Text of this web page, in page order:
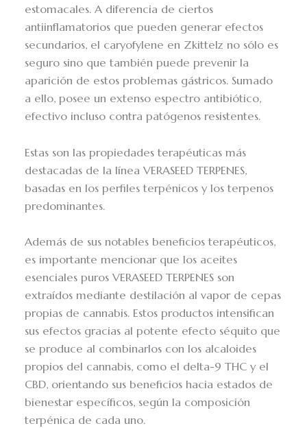
estomacales. A diferencia de ciertos
antiinflamatorios que pueden generar efectos
secundarios, el caryofylene en Zkittelz no sólo es
seguro sino que también puede prevenir la
aparición de estos problemas gástricos. Sumado
a ello, posee un extenso espectro antibiótico,
efectivo incluso contra patógenos resistentes.
Estas son las propiedades terapéuticas más
destacadas de la línea VERASEED TERPENES,
basadas en los perfiles terpénicos y los terpenos
predominantes.
Además de sus notables beneficios terapéuticos,
es importante mencionar que los aceites
esenciales puros VERASEED TERPENES son
extraídos mediante destilación al vapor de cepas
propias de cannabis. Estos productos intensifican
sus efectos gracias al potente efecto séquito que
se produce al combinarlos con los alcaloides
propios del cannabis, como el delta-9 THC y el
CBD, orientando sus beneficios hacia estados de
bienestar específicos, según la composición
terpénica de cada uno.